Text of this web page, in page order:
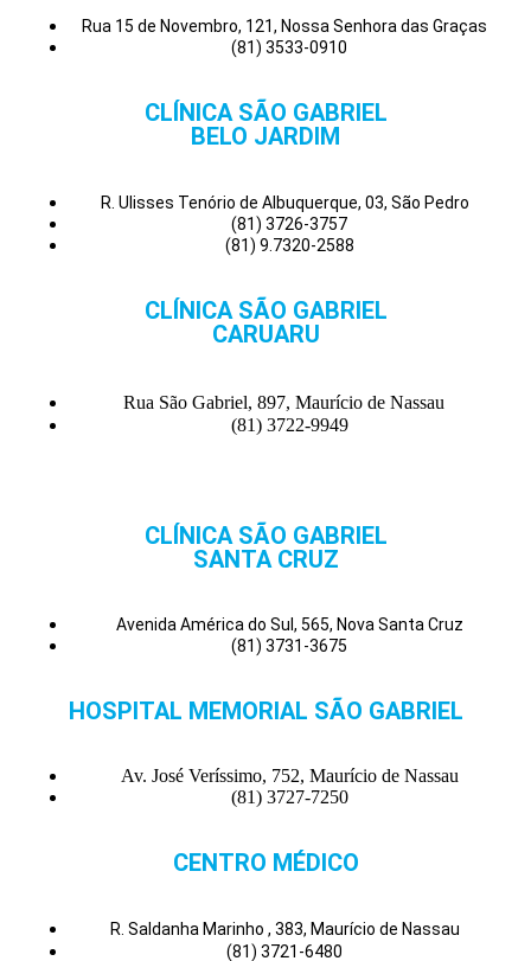
Rua 15 de Novembro, 121, Nossa Senhora das Graças
(81) 3533-0910
CLÍNICA SÃO GABRIEL
BELO JARDIM
R. Ulisses Tenório de Albuquerque, 03, São Pedro
(81) 3726-3757
(81) 9.7320-2588
CLÍNICA SÃO GABRIEL
CARUARU
Rua São Gabriel, 897, Maurício de Nassau
(81) 3722-9949
CLÍNICA SÃO GABRIEL
SANTA CRUZ
Avenida América do Sul, 565, Nova Santa Cruz
(81) 3731-3675
HOSPITAL MEMORIAL SÃO GABRIEL
Av. José Veríssimo, 752, Maurício de Nassau
(81) 3727-7250
CENTRO MÉDICO
R. Saldanha Marinho , 383, Maurício de Nassau
(81) 3721-6480